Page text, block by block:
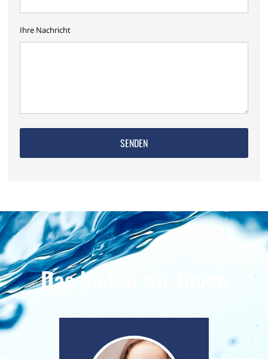
Ihre Nachricht
Das bieten wir Ihnen